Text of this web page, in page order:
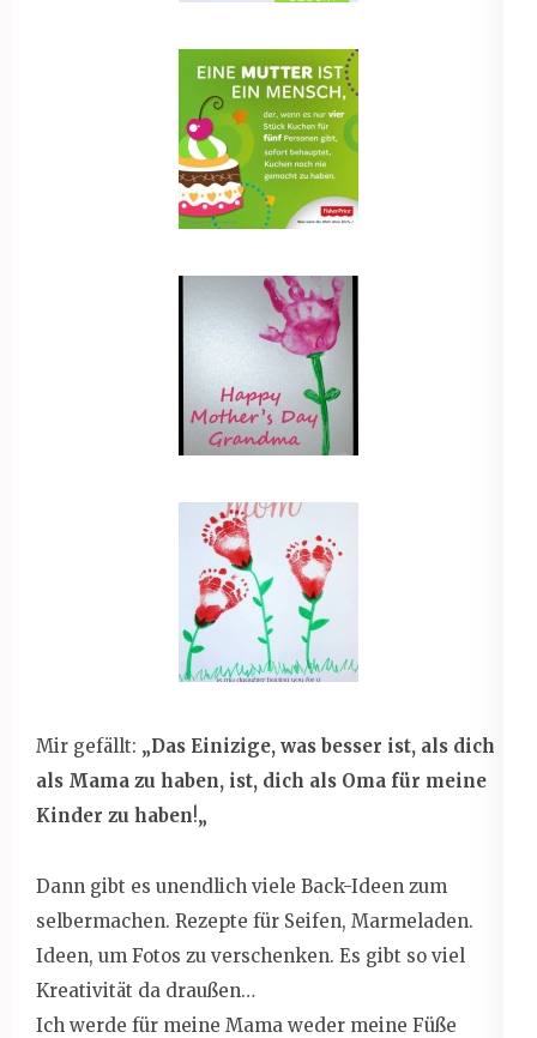
Mir gefällt: „Das Einizige, was besser ist, als dich
als Mama zu haben, ist, dich als Oma für meine
Kinder zu haben!„
Dann gibt es unendlich viele Back-Ideen zum
selbermachen. Rezepte für Seifen, Marmeladen.
Ideen, um Fotos zu verschenken. Es gibt so viel
Kreativität da draußen…
Ich werde für meine Mama weder meine Füße